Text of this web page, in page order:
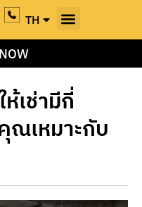
TH
EN
เช่ามีกี่
ณเหมาะกับ